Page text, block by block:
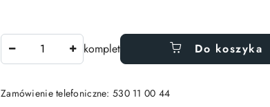
Ilość komplet Do koszyka
Zamówienie telefoniczne: 530 11 00 44